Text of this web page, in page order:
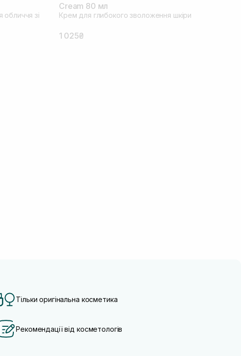
обличчя зі
Cream 80 мл
Крем для глибокого зволоження шкіри
1 025₴
Тільки оригінальна косметика
Рекомендації від косметологів